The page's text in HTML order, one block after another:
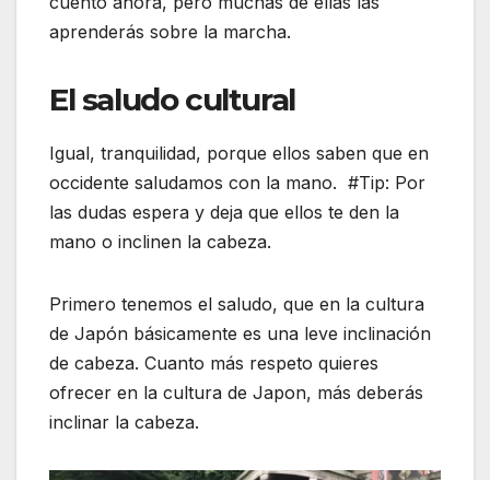
aprenderás sobre la marcha.
El saludo cultural
Igual, tranquilidad, porque ellos saben que en
occidente saludamos con la mano. #Tip: Por
las dudas espera y deja que ellos te den la
mano o inclinen la cabeza.
Primero tenemos el saludo, que en la cultura
de Japón básicamente es una leve inclinación
de cabeza. Cuanto más respeto quieres
ofrecer en la cultura de Japon, más deberás
inclinar la cabeza.